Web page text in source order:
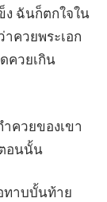
ฉันก็ตกใจใน
ควยพระเอก
ควยเกิน
ควยของเขา
อนนั้น
ทาบบั้นท้าย